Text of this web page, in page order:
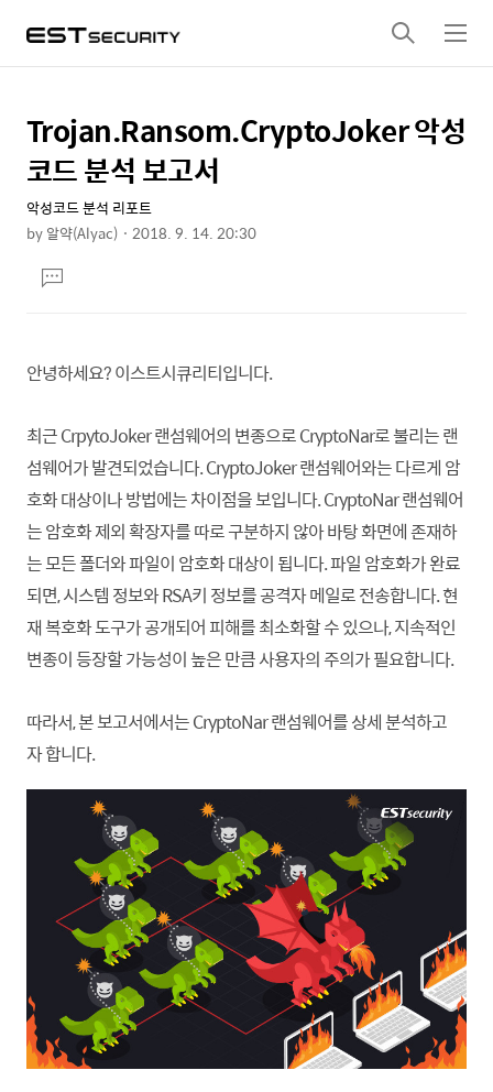
검
색
메
뉴
상
세
컨
텐
본
문
제
목
Trojan.Ransom.CryptoJoker 악성
코드 분석 보고서
악성코드 분석 리포트
by알약(Alyac) 2018. 9. 14. 20:30
문댓
글
안녕하세요? 이스트시큐리티입니다.
최근 CrpytoJoker 랜섬웨어의 변종으로 CryptoNar로 불리는 랜
섬웨어가 발견되었습니다. CryptoJoker 랜섬웨어와는 다르게 암
호화 대상이나 방법에는 차이점을 보입니다. CryptoNar 랜섬웨어
는 암호화 제외 확장자를 따로 구분하지 않아 바탕 화면에 존재하
는 모든 폴더와 파일이 암호화 대상이 됩니다. 파일 암호화가 완료
되면, 시스템 정보와 RSA키 정보를 공격자 메일로 전송합니다. 현
재 복호화 도구가 공개되어 피해를 최소화할 수 있으나, 지속적인
변종이 등장할 가능성이 높은 만큼 사용자의 주의가 필요합니다.
따라서, 본 보고서에서는 CryptoNar 랜섬웨어를 상세 분석하고
자합니다.